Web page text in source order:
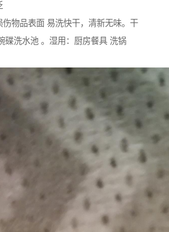
物品表面 易洗快干，清新无味。干
碟洗水池 。湿用：厨房餐具 洗锅